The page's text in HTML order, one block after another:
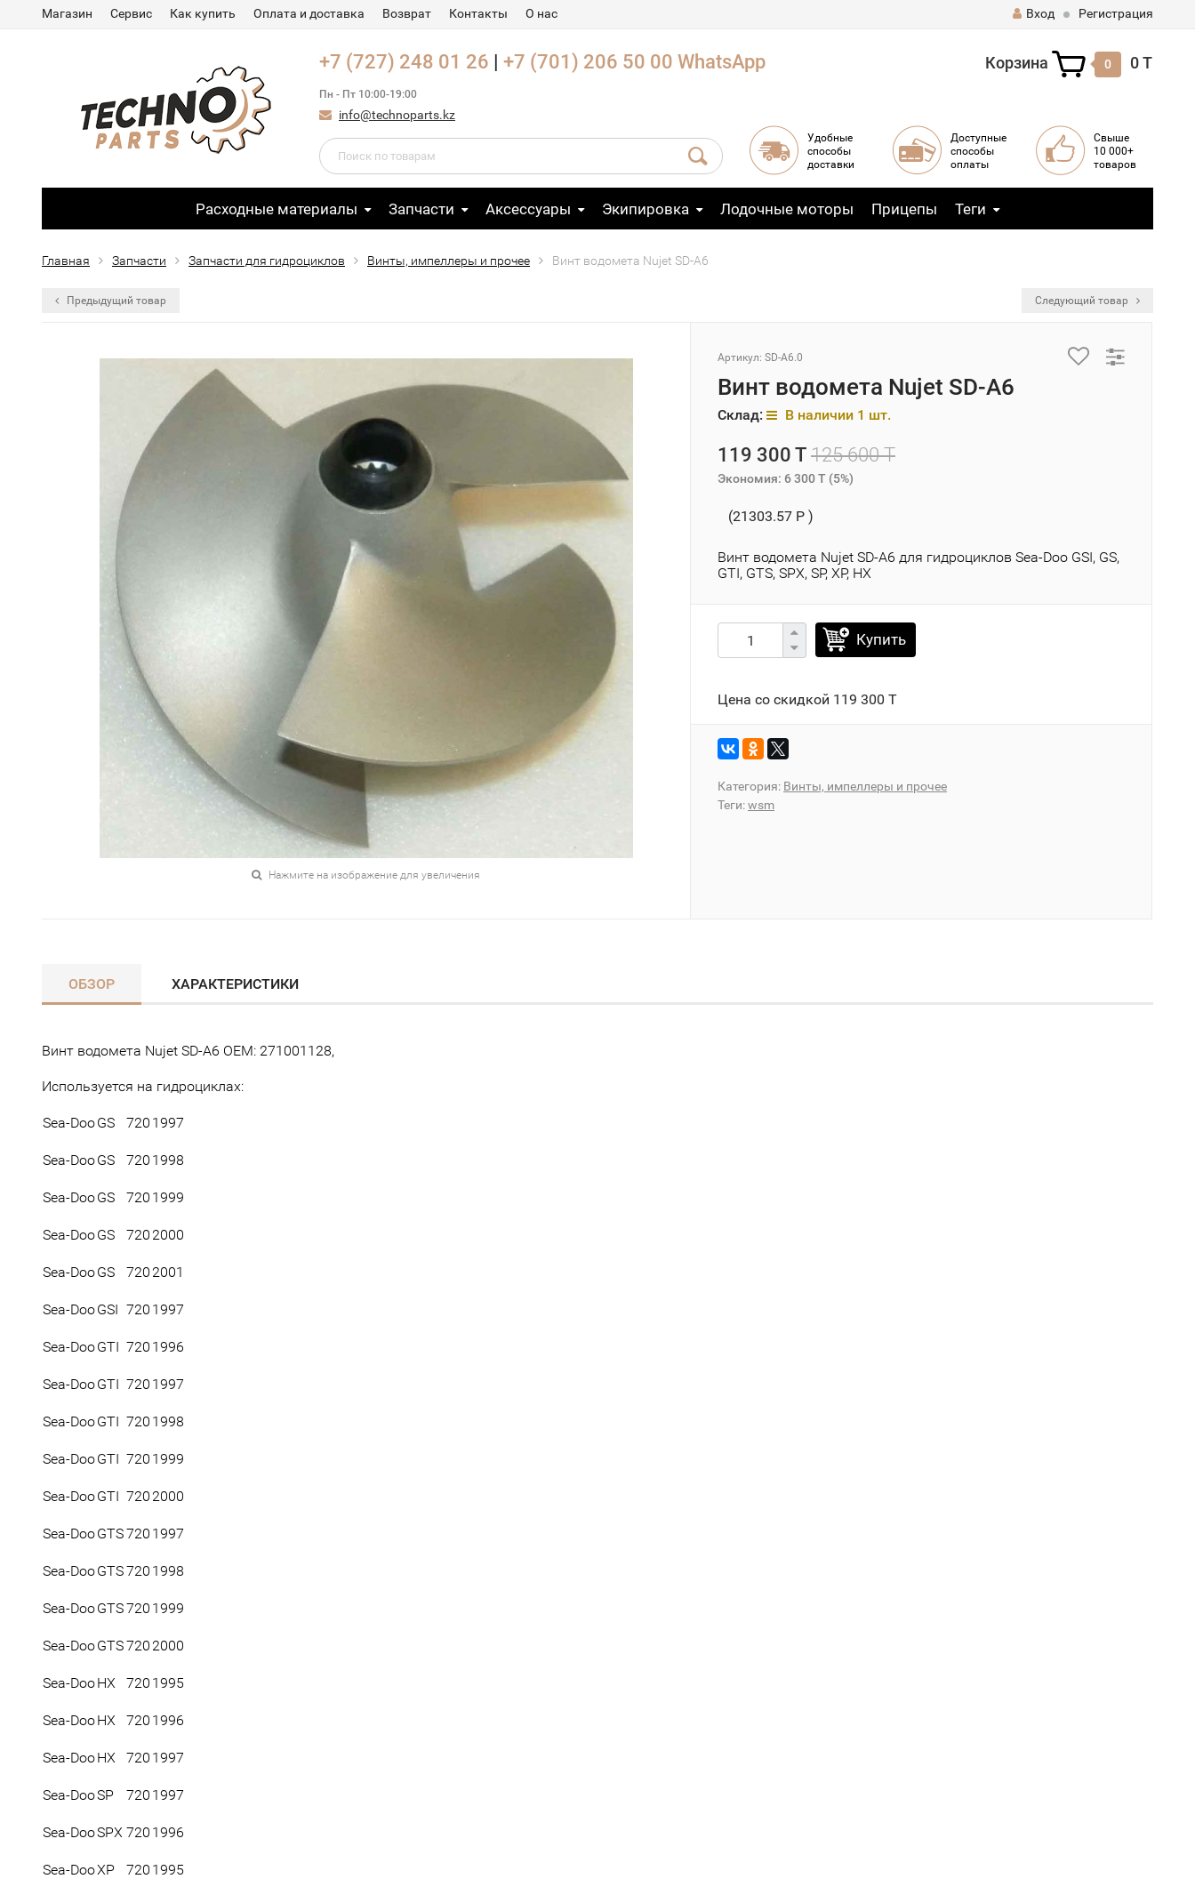
Магазин Сервис Как купить Оплата и доставка Возврат Контакты О нас Вход Регистрация
+7 (727) 248 01 26 | +7 (701) 206 50 00 WhatsApp
Пн - Пт 10:00-19:00
info@technoparts.kz
Корзина 0 0 T
Удобные
способы
доставки
Доступные
способы
оплаты
Свыше
10 000+
товаров
Расходные материалы Запчасти Аксессуары Экипировка Лодочные моторы Прицепы Теги
Главная Запчасти Запчасти для гидроциклов Винты, импеллеры и прочее Винт водомета Nujet SD-A6
Предыдущий товар Следующий товар
Нажмите на изображение для увеличения
Артикул: SD-A6.0
Винт водомета Nujet SD-A6
Склад: В наличии 1 шт.
119 300 T 125 600 T
Экономия: 6 300 T (5%)
(21303.57 P )
Винт водомета Nujet SD-A6 для гидроциклов Sea-Doo GSI, GS,
GТI, GТS, SPX, SP, ХР, НХ
Купить
Цена со скидкой 119 300 T
Категория: Винты, импеллеры и прочее
Теги:wsm
ОБЗОР ХАРАКТЕРИСТИКИ
Винт водомета Nujet SD-A6 OEM: 271001128,
Используется на гидроциклах:
Sea-DooGS 720 1997
Sea-DooGS 720 1998
Sea-DooGS 720 1999
Sea-DooGS 720 2000
Sea-DooGS 720 2001
Sea-DooGSI 720 1997
Sea-DooGTI 720 1996
Sea-DooGTI 720 1997
Sea-DooGTI 720 1998
Sea-DooGTI 720 1999
Sea-DooGTI 720 2000
Sea-DooGTS720 1997
Sea-DooGTS720 1998
Sea-DooGTS720 1999
Sea-DooGTS720 2000
Sea-DooHX 720 1995
Sea-DooHX 720 1996
Sea-DooHX 720 1997
Sea-DooSP 720 1997
Sea-DooSPX 720 1996
Sea-DooXP 720 1995